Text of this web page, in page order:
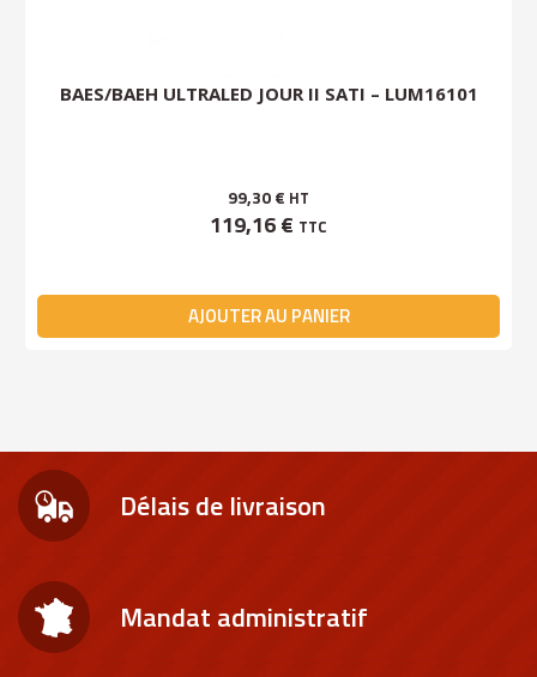
BAES/BAEH ULTRALED JOUR II SATI – LUM16101
99,30 € HT
119,16 € TTC
AJOUTER AU PANIER
Délais de livraison
Mandat administratif